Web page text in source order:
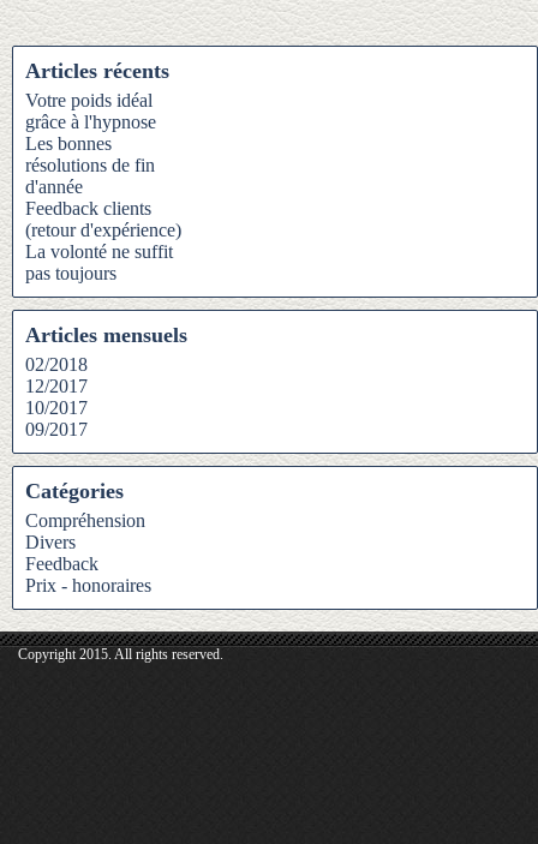
Articles récents
Votre poids idéal
grâce à l'hypnose
Les bonnes
résolutions de fin
d'année
Feedback clients
(retour d'expérience)
La volonté ne suffit
pas toujours
Articles mensuels
02/2018
12/2017
10/2017
09/2017
Catégories
Compréhension
Divers
Feedback
Prix - honoraires
Copyright 2015. All rights reserved.